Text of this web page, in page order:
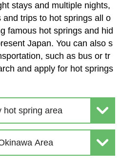
stays and multiple nights,
trips to hot springs all o
famous hot springs and hid
Japan. You can also s
such as bus or tr
and apply for hot springs
hot spring area
Area